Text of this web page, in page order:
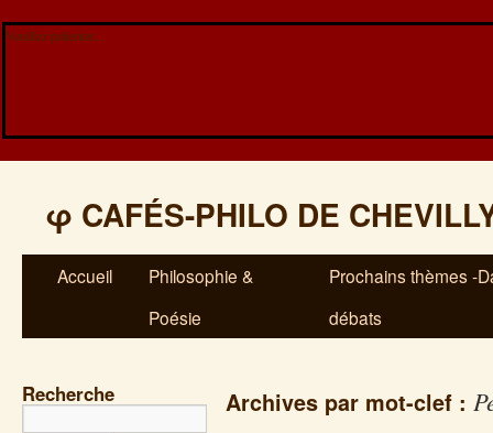
Veuillez patienter...
φ CAFÉS-PHILO DE
Accueil
Philosophie &
Poésie
Prochains thèmes -
débats
Recherche Archives par mot-clef :